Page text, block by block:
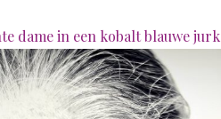
dame in een kobalt blauwe jurk